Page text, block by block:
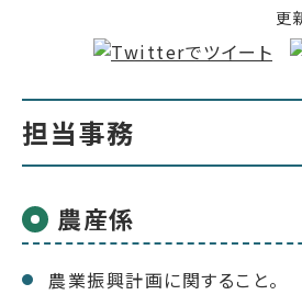
更
担当事務
農産係
農業振興計画に関すること。